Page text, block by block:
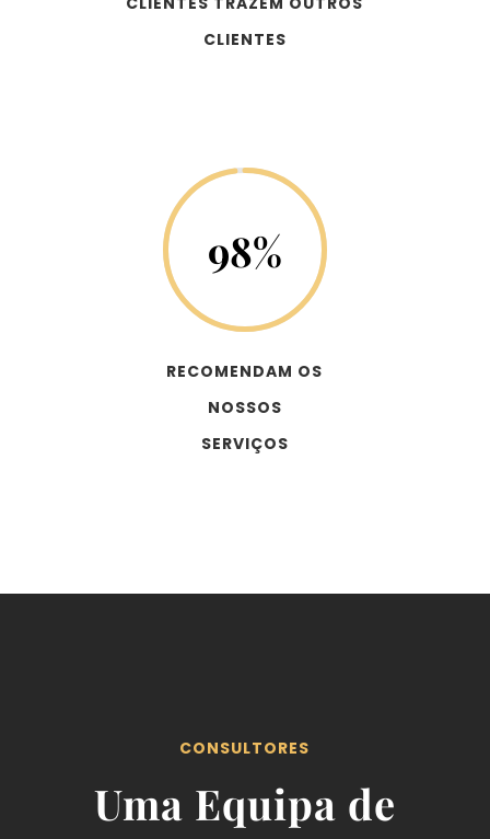
CLIENTES
98%
RECOMENDAM OS
NOSSOS
SERVIÇOS
CONSULTORES
Uma Equipa de